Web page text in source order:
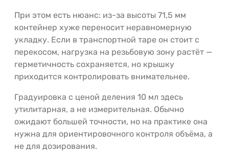
При этом есть нюанс: из-за высоты 71,5 мм
контейнер хуже переносит неравномерную
укладку. Если в транспортной таре он стоит с
перекосом, нагрузка на резьбовую зону растёт —
герметичность сохраняется, но крышку
приходится контролировать внимательнее.
Градуировка с ценой деления 10 мл здесь
утилитарная, а не измерительная. Обычно
ожидают большей точности, но на практике она
нужна для ориентировочного контроля объёма, а
не для дозирования.